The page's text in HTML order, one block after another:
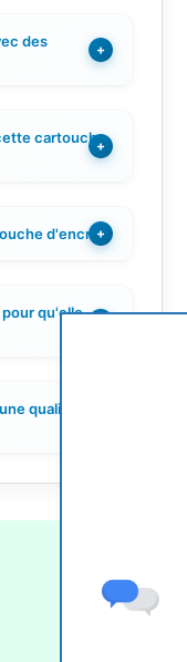
des
+
cartouche
+
d'encre ?
+
qu'elle
qualité